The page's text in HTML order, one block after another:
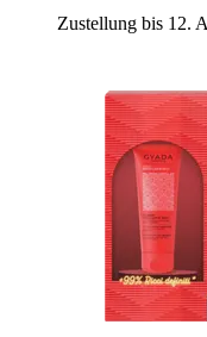
Zustellung bis 12.